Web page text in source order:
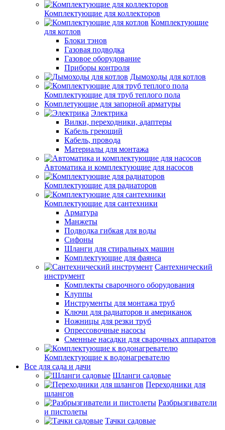
Комплектующие для коллекторов
Комплектующие
для котлов
Блоки тэнов
Газовая подводка
Газовое оборудование
Приборы контроля
Дымоходы для котлов
Комплектующие для труб теплого пола
Комплетующие для запорной арматуры
Электрика
Вилки, переходники, адаптеры
Кабель греющий
Кабель, провода
Материалы для монтажа
Автоматика и комплектующие для насосов
Комплектующие для радиаторов
Комплектующие для сантехники
Арматура
Манжеты
Подводка гибкая для воды
Сифоны
Шланги для стиральных машин
Комплектующие для фаянса
Сантехнический
инструмент
Комплекты сварочного оборудования
Клуппы
Инструменты для монтажа труб
Ключи для радиаторов и американок
Ножницы для резки труб
Опрессовочные насосы
Сменные насадки для сварочных аппаратов
Комплектующие к водонагревателю
Все для сада и дачи
Шланги садовые
Переходники для
шлангов
Разбрызгиватели
и пистолеты
Тачки садовые